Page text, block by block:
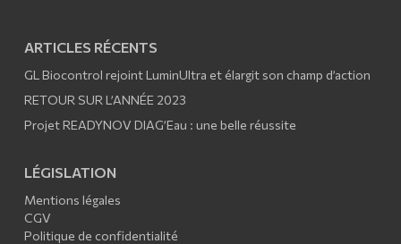
ARTICLES RÉCENTS
GL Biocontrol rejoint LuminUltra et élargit son champ d’action
RETOUR SUR L’ANNÉE 2023
Projet READYNOV DIAG’Eau : une belle réussite
LÉGISLATION
Mentions légales
CGV
Politique de confidentialité